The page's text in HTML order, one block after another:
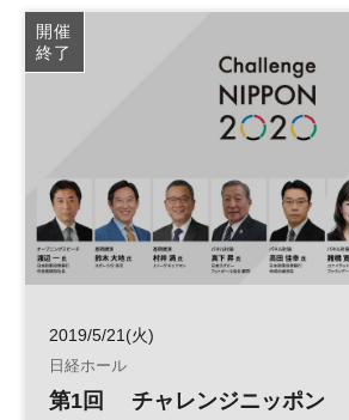
参加無料
平日夜開催
開催
終了
2019/5/21(火)
日経ホール
第1回 チャレンジニッポン